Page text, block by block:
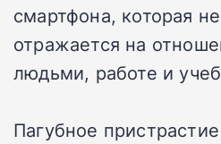
смартфона, которая
отражается на
людьми, работе и
Пагубное